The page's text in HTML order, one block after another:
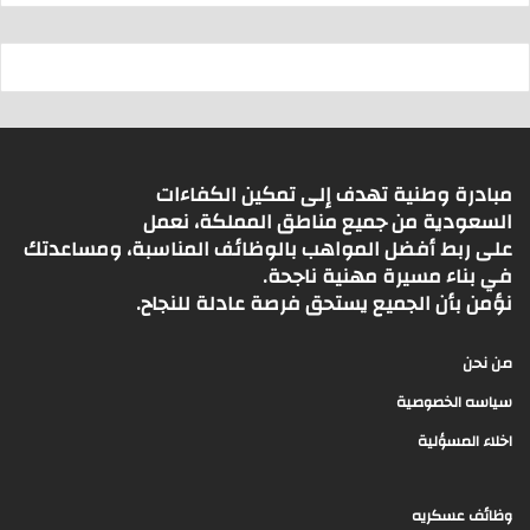
مبادرة وطنية تهدف إلى تمكين الكفاءات
السعودية من جميع مناطق المملكة، نعمل
على ربط أفضل المواهب بالوظائف المناسبة، ومساعدتك
في بناء مسيرة مهنية ناجحة.
نؤمن بأن الجميع يستحق فرصة عادلة للنجاح.
من نحن
سياسه الخصوصية
اخلاء المسؤلية
وظائف عسكريه